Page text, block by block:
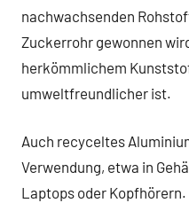
nachwachsenden
Zuckerrohr gewonnen
herkömmlichem
umweltfreundlicher ist.
Auch recyceltes
Verwendung, etwa in
Laptops oder